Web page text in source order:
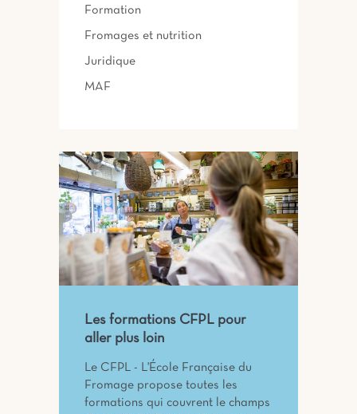
Formation
Fromages et nutrition
Juridique
MAF
Les formations CFPL pour
aller plus loin
Le CFPL - L'École Française du
Fromage propose toutes les
formations qui couvrent le champs